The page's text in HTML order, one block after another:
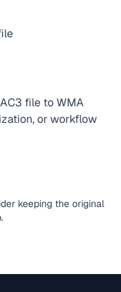
file to WMA
or workflow
keeping the original